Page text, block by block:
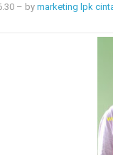
– by marketing lpk